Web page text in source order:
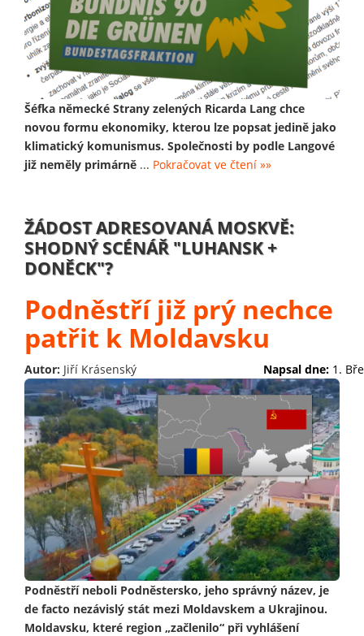
Šéfka německé Strany zelených Ricarda Lang chce
novou formu ekonomiky, kterou lze popsat jedině jako
klimatický komunismus. Společnosti by podle Langové
již neměly primárně ... Pokračovat ve čtení »»
ŽÁDOST ADRESOVANÁ MOSKVĚ:
SHODNÝ SCÉNÁŘ "LUHANSK +
DONĚCK"?
Podněstří již prý nechce
patřit k Moldavsku
Autor: Jiří Krásenský Napsal dne: 1.
Podněstří neboli Podněstersko, jeho správný název, je
de facto nezávislý stát mezi Moldavskem a Ukrajinou.
Moldavsku, které region „začlenilo“ při vyhlášení